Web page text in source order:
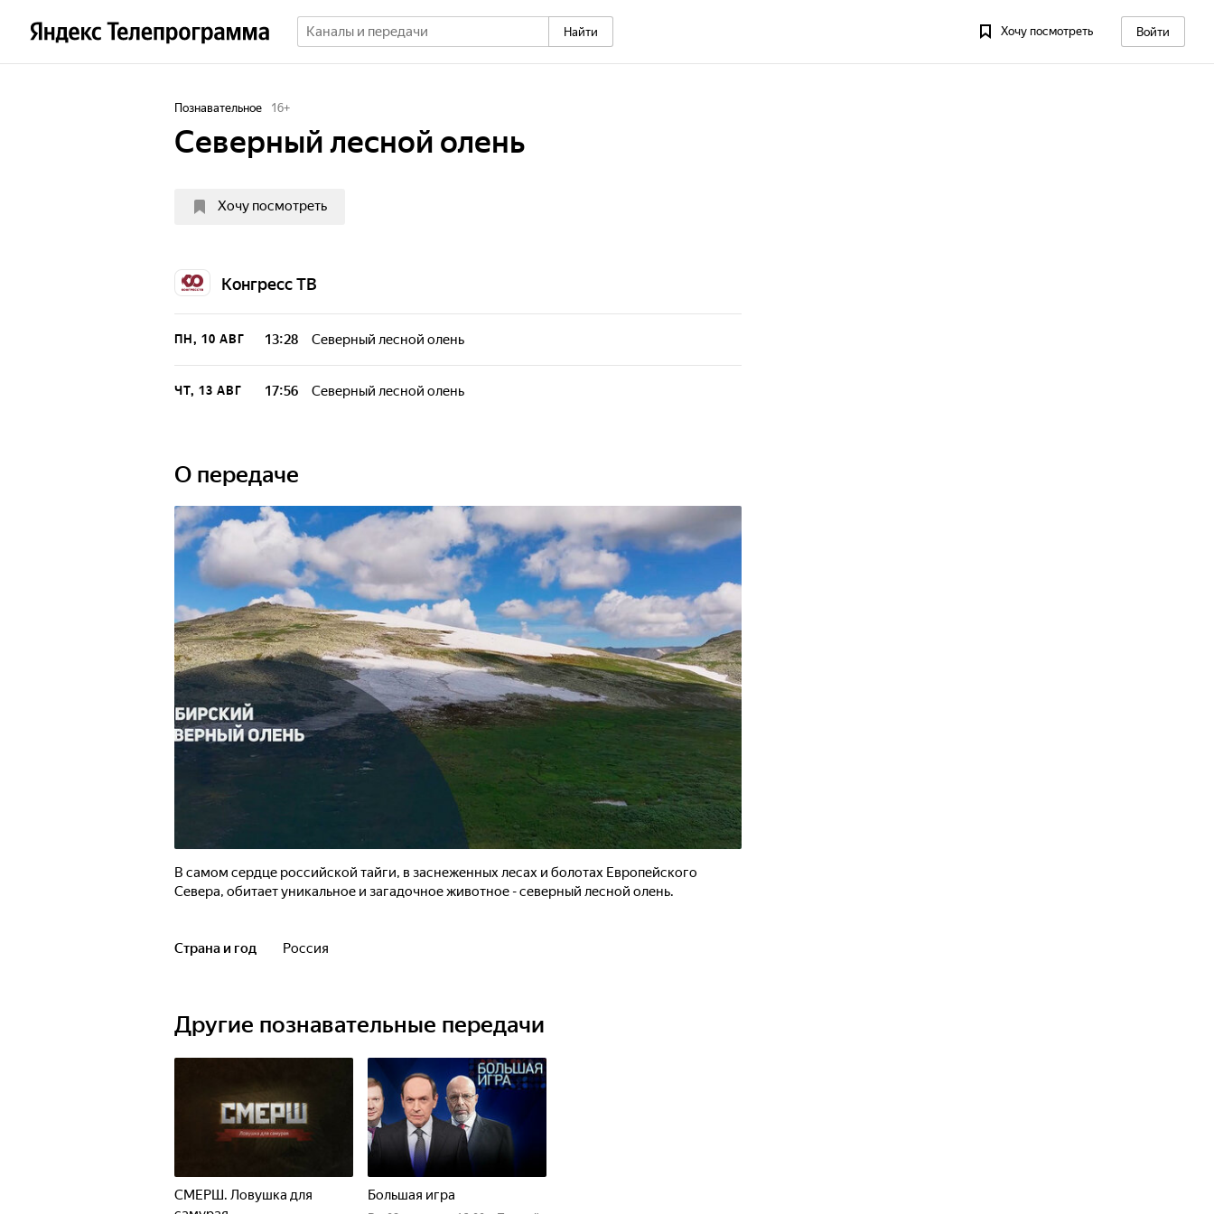
Найти Хочу посмотреть Войти
Познавательное 16+
Северный лесной олень
Хочу посмотреть
Конгресс ТВ
ПН, 10 АВГ 13:28 Северный лесной олень
ЧТ, 13 АВГ 17:56 Северный лесной олень
О передаче
В самом сердце российской тайги, в заснеженных лесах и болотах Европейского
Севера, обитает уникальное и загадочное животное - северный лесной олень.
Страна и год Россия
Другие познавательные передачи
СМЕРШ. Ловушка для
Большая игра